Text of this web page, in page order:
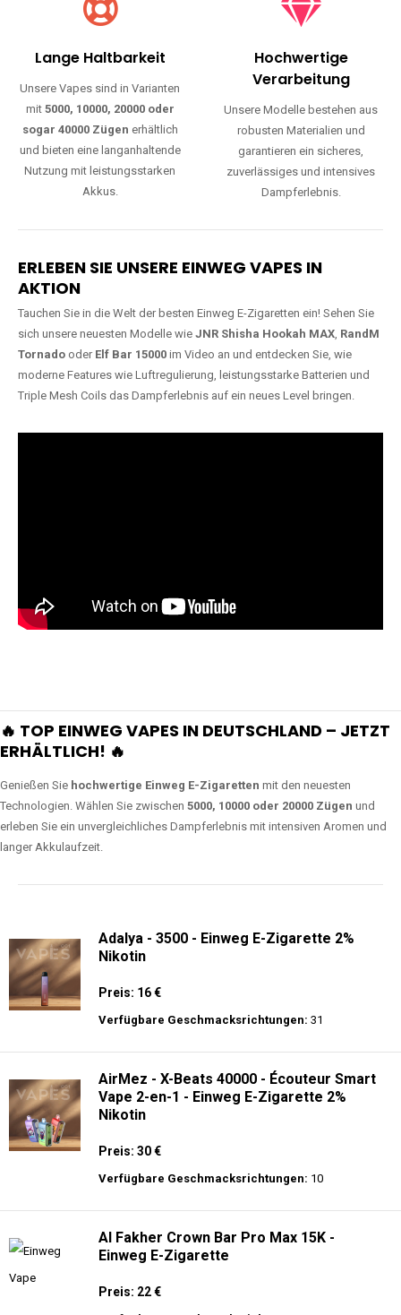
Lange Haltbarkeit
Unsere Vapes sind in Varianten
mit 5000, 10000, 20000 oder
sogar 40000 Zügen erhältlich
und bieten eine langanhaltende
Nutzung mit leistungsstarken
Akkus.
Hochwertige
Verarbeitung
Unsere Modelle bestehen aus
robusten Materialien und
garantieren ein sicheres,
zuverlässiges und intensives
Dampferlebnis.
ERLEBEN SIE UNSERE EINWEG VAPES IN
AKTION
Tauchen Sie in die Welt der besten Einweg E-Zigaretten ein! Sehen Sie
sich unsere neuesten Modelle wie JNR Shisha Hookah MAX RandM
Tornado oder Elf Bar 15000 im Video an und entdecken Sie, wie
moderne Features wie Luftregulierung, leistungsstarke Batterien und
Triple Mesh Coils das Dampferlebnis auf ein neues Level bringen.
🔥 TOP EINWEG VAPES IN DEUTSCHLAND – JETZT
ERHÄLTLICH! 🔥
Genießen Sie hochwertige Einweg E-Zigaretten mit den neuesten
Technologien. Wählen Sie zwischen 5000, 10000 oder 20000 Zügen und
erleben Sie ein unvergleichliches Dampferlebnis mit intensiven Aromen und
langer Akkulaufzeit.
Adalya - 3500 - Einweg E-Zigarette 2%
Nikotin
Preis: 16 €
Verfügbare Geschmacksrichtungen: 31
AirMez - X-Beats 40000 - Écouteur Smart
Vape 2-en-1 - Einweg E-Zigarette 2%
Nikotin
Preis: 30 €
Verfügbare Geschmacksrichtungen: 10
Al Fakher Crown Bar Pro Max 15K -
Einweg E-Zigarette
Preis: 22 €